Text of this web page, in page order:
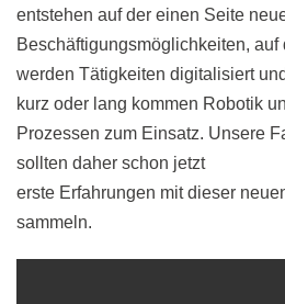
entstehen auf der einen Seite
Beschäftigungsmöglichkeiten, auf
werden Tätigkeiten digitalisiert
kurz oder lang kommen Robotik
Prozessen zum Einsatz. Unsere
sollten daher schon jetzt
erste Erfahrungen mit dieser
sammeln.